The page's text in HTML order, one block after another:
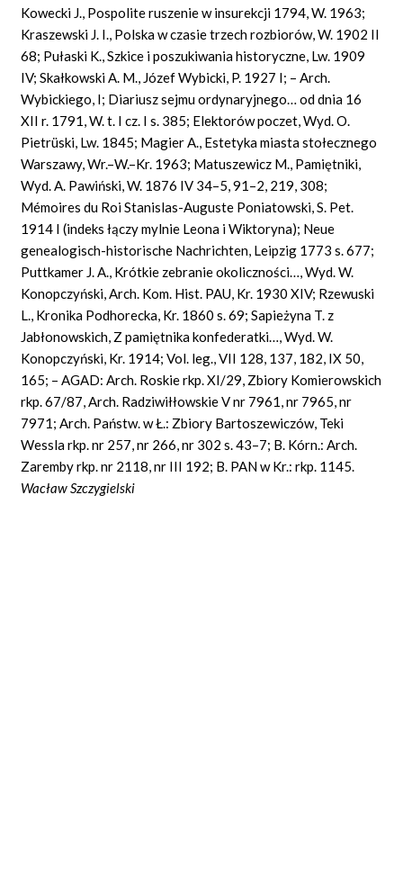
Kowecki J., Pospolite ruszenie w insurekcji 1794, W. 1963;
Kraszewski J. I., Polska w czasie trzech rozbiorów, W. 1902 II
68; Pułaski K., Szkice i poszukiwania historyczne, Lw. 1909
IV; Skałkowski A. M., Józef Wybicki, P. 1927 I; – Arch.
Wybickiego, I; Diariusz sejmu ordynaryjnego… od dnia 16
XII r. 1791, W. t. I cz. I s. 385; Elektorów poczet, Wyd. O.
Pietrüski, Lw. 1845; Magier A., Estetyka miasta stołecznego
Warszawy, Wr.–W.–Kr. 1963; Matuszewicz M., Pamiętniki,
Wyd. A. Pawiński, W. 1876 IV 34–5, 91–2, 219, 308;
Mémoires du Roi Stanislas-Auguste Poniatowski, S. Pet.
1914 I (indeks łączy mylnie Leona i Wiktoryna); Neue
genealogisch-historische Nachrichten, Leipzig 1773 s. 677;
Puttkamer J. A., Krótkie zebranie okoliczności…, Wyd. W.
Konopczyński, Arch. Kom. Hist. PAU, Kr. 1930 XIV; Rzewuski
L., Kronika Podhorecka, Kr. 1860 s. 69; Sapieżyna T. z
Jabłonowskich, Z pamiętnika konfederatki…, Wyd. W.
Konopczyński, Kr. 1914; Vol. leg., VII 128, 137, 182, IX 50,
165; – AGAD: Arch. Roskie rkp. XI/29, Zbiory Komierowskich
rkp. 67/87, Arch. Radziwiłłowskie V nr 7961, nr 7965, nr
7971; Arch. Państw. w Ł.: Zbiory Bartoszewiczów, Teki
Wessla rkp. nr 257, nr 266, nr 302 s. 43–7; B. Kórn.: Arch.
Zaremby rkp. nr 2118, nr III 192; B. PAN w Kr.: rkp. 1145.
Wacław Szczygielski